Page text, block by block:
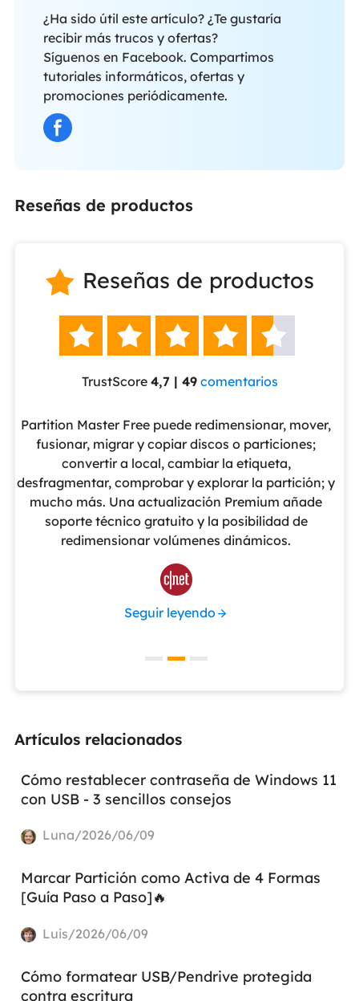
¿Ha sido útil este artículo? ¿Te gustaría
recibir más trucos y ofertas?
Síguenos en Facebook. Compartimos
tutoriales informáticos, ofertas y
promociones periódicamente.
Reseñas de productos
 Reseñas de productos
    
TrustScore 4,7 | 49 comentarios
Partition Master Free puede redimensionar, mover,
fusionar, migrar y copiar discos o particiones;
convertir a local, cambiar la etiqueta,
desfragmentar, comprobar y explorar la partición; y
mucho más. Una actualización Premium añade
soporte técnico gratuito y la posibilidad de
redimensionar volúmenes dinámicos.

Seguir leyendo
Artículos relacionados
Cómo restablecer contraseña de Windows 11
con USB - 3 sencillos consejos
Luna/2026/06/09
Marcar Partición como Activa de 4 Formas
[Guía Paso a Paso]🔥
Luis/2026/06/09
Cómo formatear USB/Pendrive protegida
contra escritura